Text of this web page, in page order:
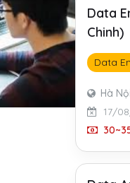
Data
Chinh)
Data
Hà
17/